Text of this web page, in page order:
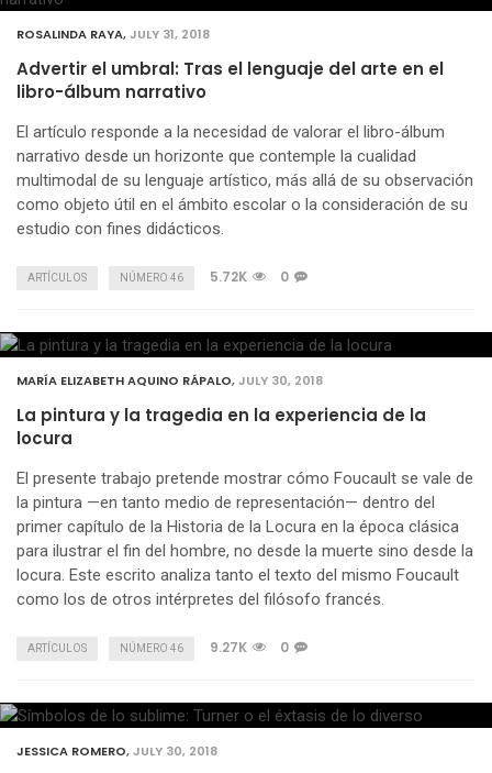
ROSALINDA RAYA,JULY 31, 2018
Advertir el umbral: Tras el lenguaje del arte en el
libro-álbum narrativo
El artículo responde a la necesidad de valorar el libro-álbum
narrativo desde un horizonte que contemple la cualidad
multimodal de su lenguaje artístico, más allá de su observación
como objeto útil en el ámbito escolar o la consideración de su
estudio con fines didácticos.
ARTÍCULOS NÚMERO 46 5.72K 0
MARÍA ELIZABETH AQUINO RÁPALO,JULY 30, 2018
La pintura y la tragedia en la experiencia de la
locura
El presente trabajo pretende mostrar cómo Foucault se vale de
la pintura —en tanto medio de representación— dentro del
primer capítulo de la Historia de la Locura en la época clásica
para ilustrar el fin del hombre, no desde la muerte sino desde la
locura. Este escrito analiza tanto el texto del mismo Foucault
como los de otros intérpretes del filósofo francés.
ARTÍCULOS NÚMERO 46 9.27K 0
JESSICA ROMERO,JULY 30, 2018